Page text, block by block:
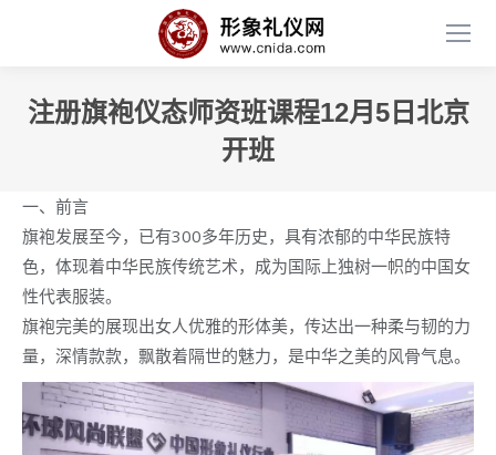
注册旗袍仪态师资班课程12月5日北京
开班
一、前言
旗袍发展至今，已有300多年历史，具有浓郁的中华民族特
色，体现着中华民族传统艺术，成为国际上独树一帜的中国女
性代表服装。
旗袍完美的展现出女人优雅的形体美，传达出一种柔与韧的力
量，深情款款，飘散着隔世的魅力，是中华之美的风骨气息。